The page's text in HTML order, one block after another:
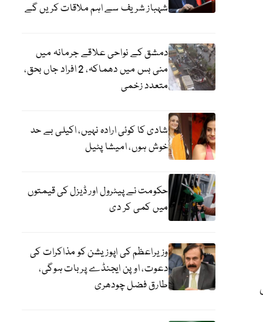
شہباز شریف سے اہم ملاقات کریں گے
دمشق کے نواحی علاقے جرمانہ میں
منی بس میں دھماکہ، 2 افراد جاں بحق،
متعدد زخمی
شادی کا کوئی ارادہ نہیں، اکیلی بے حد
خوش ہوں، امیشا پٹیل
حکومت نے پیٹرول اور ڈیزل کی قیمتوں
میں کمی کر دی
وزیراعظم کی اپوزیشن کو مذاکرات کی
دعوت، اوپن ایجنڈے پر بات ہوگی،
طارق فضل چودھری